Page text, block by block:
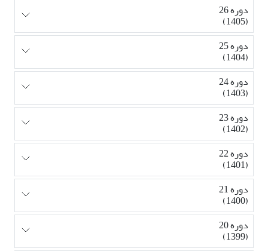
دوره 26
(1405)
دوره 25
(1404)
دوره 24
(1403)
دوره 23
(1402)
دوره 22
(1401)
دوره 21
(1400)
دوره 20
(1399)